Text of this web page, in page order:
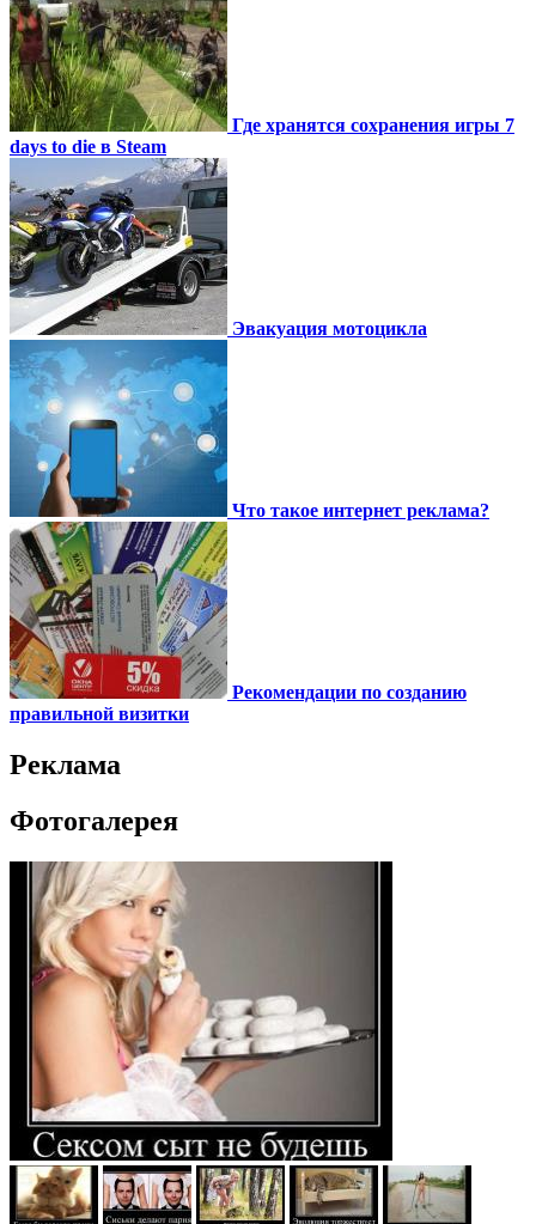
Где хранятся сохранения игры 7
days to die в Steam
Эвакуация мотоцикла
Что такое интернет реклама?
Рекомендации по созданию
правильной визитки
Реклама
Фотогалерея